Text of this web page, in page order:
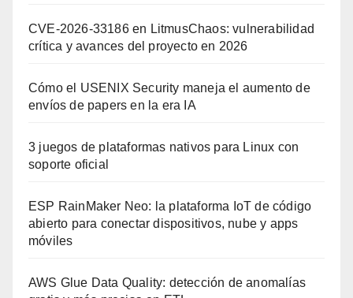
CVE-2026-33186 en LitmusChaos: vulnerabilidad
crítica y avances del proyecto en 2026
Cómo el USENIX Security maneja el aumento de
envíos de papers en la era IA
3 juegos de plataformas nativos para Linux con
soporte oficial
ESP RainMaker Neo: la plataforma IoT de código
abierto para conectar dispositivos, nube y apps
móviles
AWS Glue Data Quality: detección de anomalías